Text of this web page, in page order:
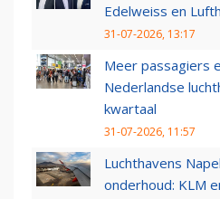
Edelweiss en
31-07-2026, 13:17
Meer passagiers
Nederlandse
kwartaal
31-07-2026, 11:57
Luchthavens
onderhoud: KLM